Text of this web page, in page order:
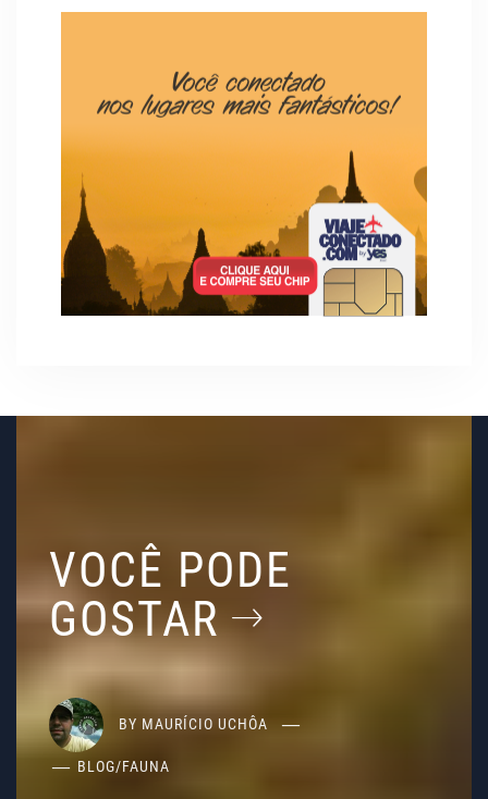
VOCÊ PODE
GOSTAR
BY MAURÍCIO UCHÔA
BLOG/FAUNA